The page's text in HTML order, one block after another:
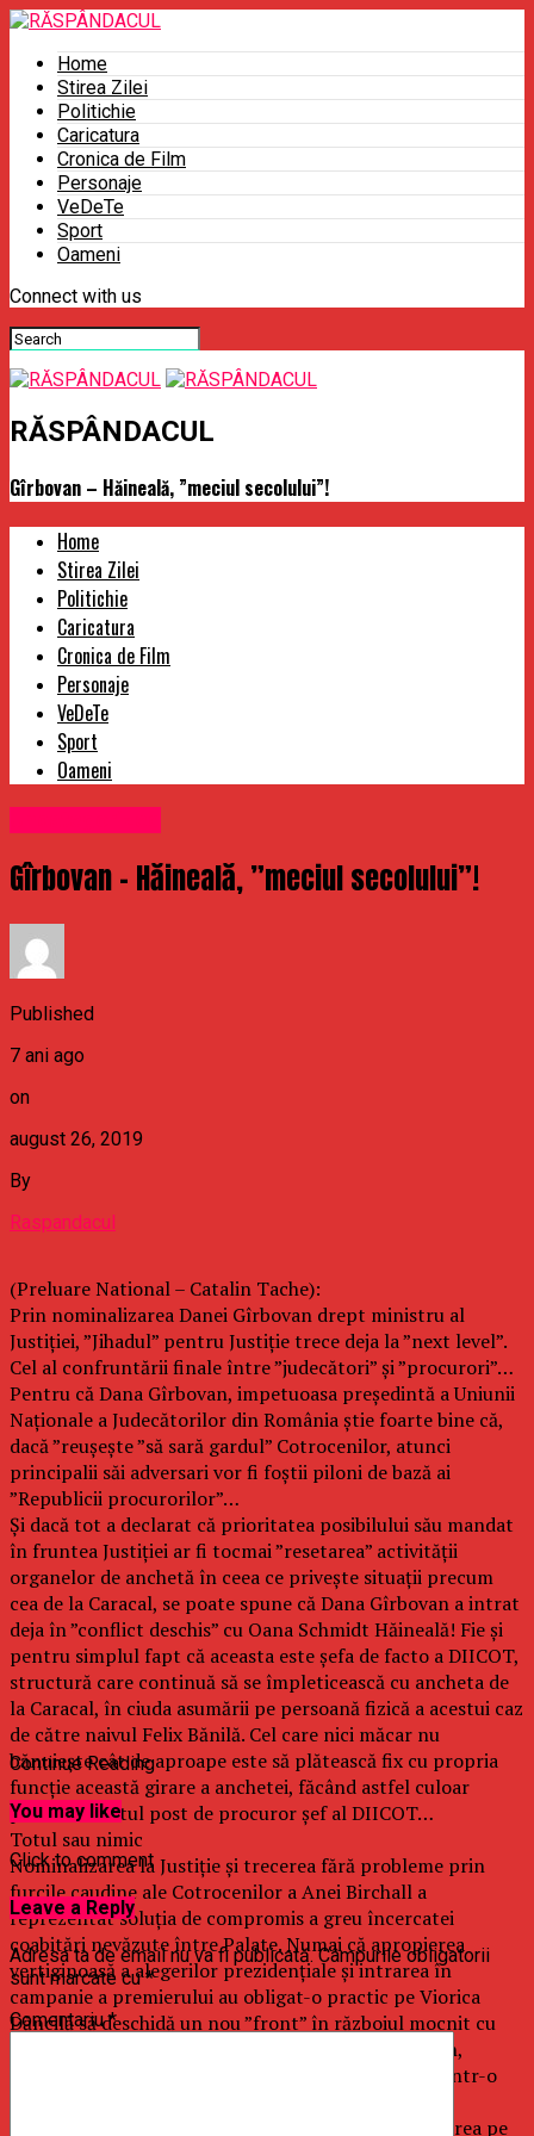
Home
Stirea Zilei
Politichie
Caricatura
Cronica de Film
Personaje
VeDeTe
Sport
Oameni
Connect with us
RĂSPÂNDACUL
Gîrbovan – Hăineală, ”meciul secolului”!
Home
Stirea Zilei
Politichie
Caricatura
Cronica de Film
Personaje
VeDeTe
Sport
Oameni
Gîrbovan – Hăineală, ”meciul secolului”!
Published
7 ani ago
on
august 26, 2019
By
Raspandacul
(Preluare National – Catalin Tache):
Prin nominalizarea Danei Gîrbovan drept ministru al
Justiției, ”Jihadul” pentru Justiție trece deja la ”next level”.
Cel al confruntării finale între ”judecători” și ”procurori”…
Pentru că Dana Gîrbovan, impetuoasa președintă a Uniunii
Naționale a Judecătorilor din România știe foarte bine că,
dacă ”reușește ”să sară gardul” Cotrocenilor, atunci
principalii săi adversari vor fi foștii piloni de bază ai
”Republicii procurorilor”…
Și dacă tot a declarat că prioritatea posibilului său mandat
în fruntea Justiției ar fi tocmai ”resetarea” activității
organelor de anchetă în ceea ce privește situații precum
cea de la Caracal, se poate spune că Dana Gîrbovan a intrat
deja în ”conflict deschis” cu Oana Schmidt Hăineală! Fie și
pentru simplul fapt că aceasta este șefa de facto a DIICOT,
structură care continuă să se împleticească cu ancheta de
la Caracal, în ciuda asumării pe persoană fizică a acestui caz
de către naivul Felix Bănilă. Cel care nici măcar nu
bănuiește cât de aproape este să plătească fix cu propria
funcție această girare a anchetei, făcând astfel culoar
pentru râvnitul post de procuror șef al DIICOT…
Totul sau nimic
Nominalizarea la Justiție și trecerea fără probleme prin
furcile caudine ale Cotrocenilor a Anei Birchall a
reprezentat soluția de compromis a greu încercatei
coabitări nevăzute între Palate. Numai că apropierea
vertiginoasă a alegerilor prezidențiale și intrarea în
campanie a premierului au obligat-o practic pe Viorica
Dăncilă să deschidă un nou ”front” în războiul mocnit cu
Klaus Iohannis. Iar prin propunerea Danei Gîrbovan,
Dăncilă nu a încercat decât să împuște doi iepuri dintr-o
Odată cu ejectarea Anei Birchall a încetat și coabitarea pe
Continue Reading
You may like
Click to comment
Leave a Reply
Adresa ta de email nu va fi publicată. Câmpurile obligatorii
sunt marcate cu*
Comentariu*